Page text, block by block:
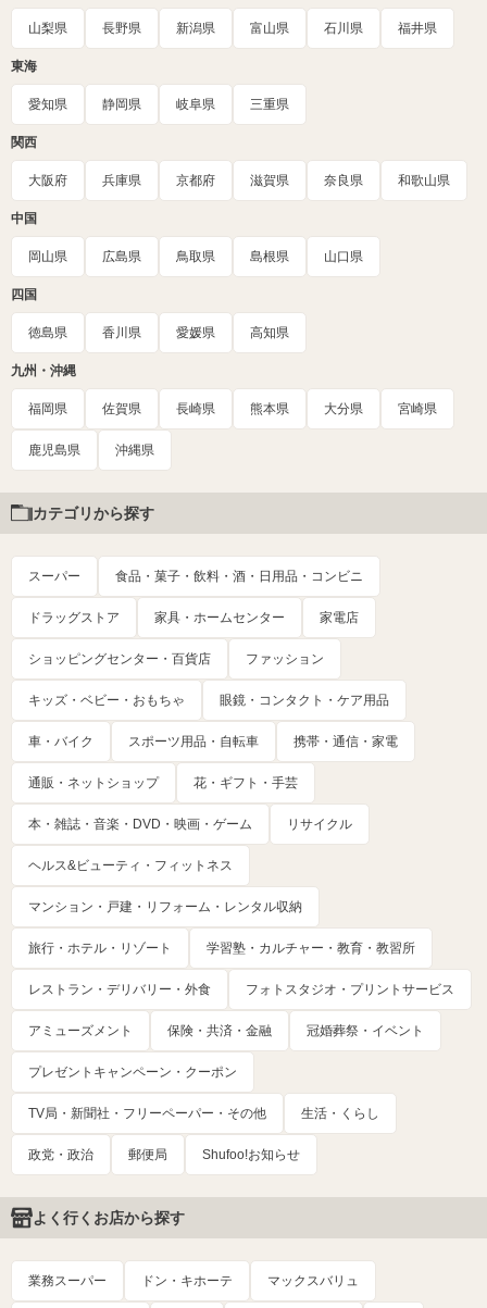
山梨県 長野県 新潟県 富山県 石川県 福井県
東海
愛知県 静岡県 岐阜県 三重県
関西
大阪府 兵庫県 京都府 滋賀県 奈良県 和歌山県
中国
岡山県 広島県 鳥取県 島根県 山口県
四国
徳島県 香川県 愛媛県 高知県
九州・沖縄
福岡県 佐賀県 長崎県 熊本県 大分県 宮崎県
鹿児島県 沖縄県
カテゴリから探す
スーパー 食品・菓子・飲料・酒・日用品・コンビニ
ドラッグストア 家具・ホームセンター 家電店
ショッピングセンター・百貨店 ファッション
キッズ・ベビー・おもちゃ 眼鏡・コンタクト・ケア用品
車・バイク スポーツ用品・自転車 携帯・通信・家電
通販・ネットショップ 花・ギフト・手芸
本・雑誌・音楽・DVD・映画・ゲーム リサイクル
ヘルス&ビューティ・フィットネス
マンション・戸建・リフォーム・レンタル収納
旅行・ホテル・リゾート 学習塾・カルチャー・教育・教習所
レストラン・デリバリー・外食 フォトスタジオ・プリントサービス
アミューズメント 保険・共済・金融 冠婚葬祭・イベント
プレゼントキャンペーン・クーポン
TV局・新聞社・フリーペーパー・その他 生活・くらし
政党・政治 郵便局 Shufoo!お知らせ
よく行くお店から探す
業務スーパー ドン・キホーテ マックスバリュ